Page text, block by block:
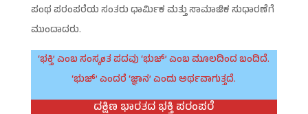
ಪಂಥ ಪರಂಪರೆಯ ಸಂತರು ಧಾರ್ಮಿಕ ಮತ್ತು ಸಾಮಾಜಿಕ ಸುಧಾರಣೆಗೆ
ಮುಂದಾದರು.
‘ಭಕ್ತಿ’ ಎಂಬ ಸಂಸ್ಕøತ ಪದವು ‘ಭುಜ್’ ಎಂಬ ಮೂಲದಿಂದ ಬಂದಿದೆ.
‘ಭುಜ್’ ಎಂದರೆ ‘ಜ್ಞಾನ’ ಎಂದು ಅರ್ಥವಾಗುತ್ತದೆ.
ದಕ್ಷಿಣ ಭಾರತದ ಭಕ್ತಿ ಪರಂಪರೆ